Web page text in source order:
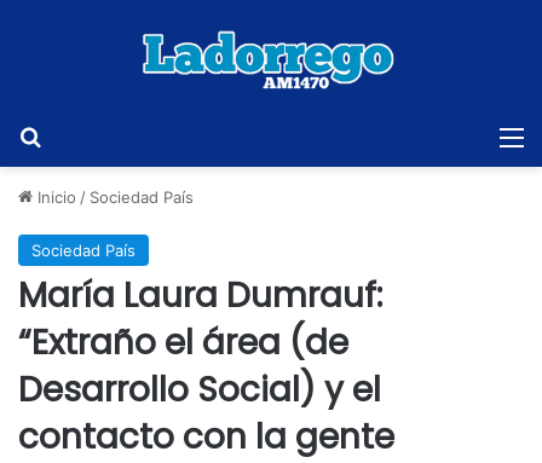
Inicio / Sociedad País
Sociedad País
María Laura Dumrauf:
“Extraño el área (de
Desarrollo Social) y el
contacto con la gente